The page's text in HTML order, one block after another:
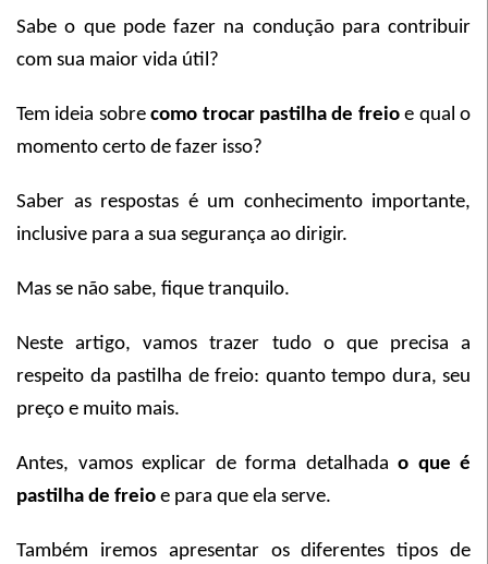
Sabe o que pode fazer na condução para contribuir
com sua maior vida útil?
Tem ideia sobrecomo trocar pastilha de freioe qual o
momento certo de fazer isso?
Saber as respostas é um conhecimento importante,
inclusive para a sua segurança ao dirigir.
Mas se não sabe, fique tranquilo.
Neste artigo, vamos trazer tudo o que precisa a
respeito da pastilha de freio: quanto tempo dura, seu
preço e muito mais.
Antes, vamos explicar de forma detalhada o que é
pastilha de freio e para que ela serve.
Também iremos apresentar os diferentes tipos de